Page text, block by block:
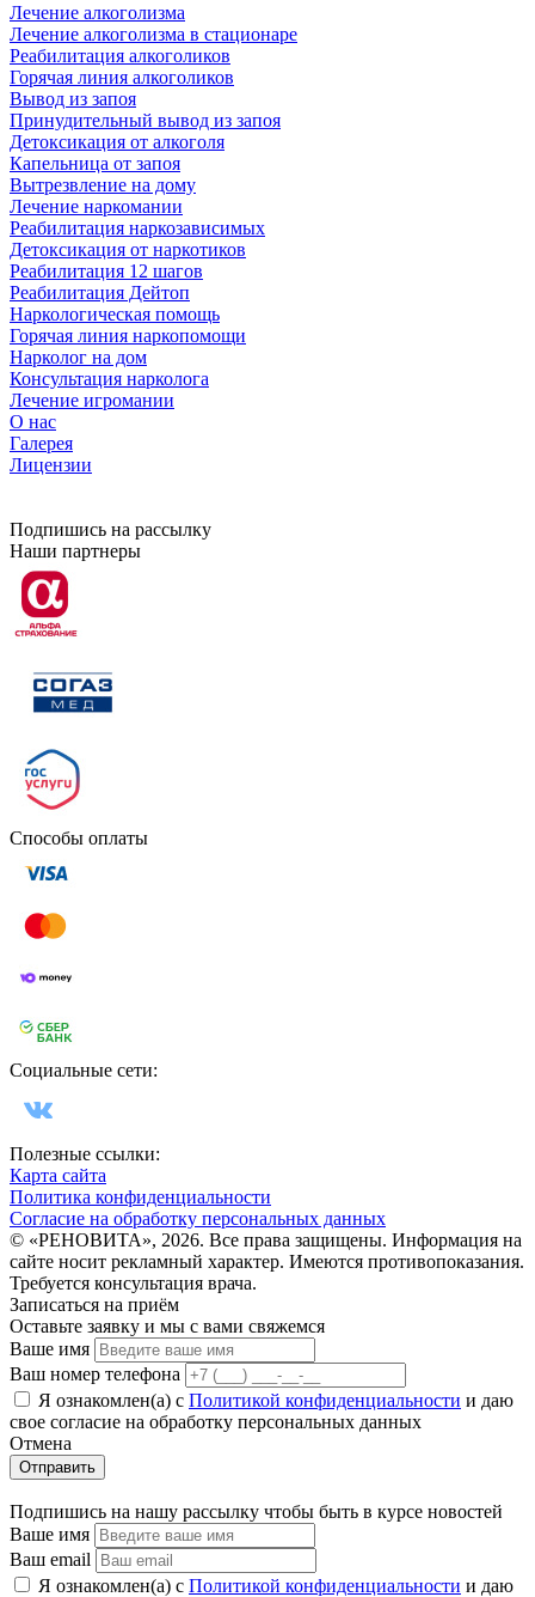
Лечение алкоголизма
Лечение алкоголизма в стационаре
Реабилитация алкоголиков
Горячая линия алкоголиков
Вывод из запоя
Принудительный вывод из запоя
Детоксикация от алкоголя
Капельница от запоя
Вытрезвление на дому
Лечение наркомании
Реабилитация наркозависимых
Детоксикация от наркотиков
Реабилитация 12 шагов
Реабилитация Дейтоп
Наркологическая помощь
Горячая линия наркопомощи
Нарколог на дом
Консультация нарколога
Лечение игромании
О нас
Галерея
Лицензии
Подпишись на рассылку
Наши партнеры
Способы оплаты
Социальные сети:
Полезные ссылки:
Карта сайта
Политика конфиденциальности
Согласие на обработку персональных данных
© «РЕНОВИТА», 2026. Все права защищены. Информация на
сайте носит рекламный характер. Имеются противопоказания.
Требуется консультация врача.
Записаться на приём
Оставьте заявку и мы с вами свяжемся
Ваше имя
Ваш номер телефона
Я ознакомлен(а) с Политикой конфиденциальности и даю
свое cогласие на обработку персональных данных
Отмена
Отправить
Подпишись на нашу рассылку чтобы быть в курсе новостей
Ваше имя
Ваш email
Я ознакомлен(а) с Политикой конфиденциальности и даю